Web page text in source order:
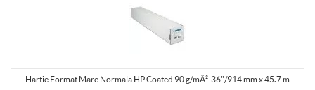
Hartie Format Mare Normala HP Coated 90 g/mÂ²-36"/914 mm x 45.7 m